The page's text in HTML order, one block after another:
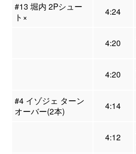
#13 堀内 2Pシュー
ト×
4:24
4:20
4:20
#4 イゾジェ ターン
オーバー(2本)
4:14
4:12